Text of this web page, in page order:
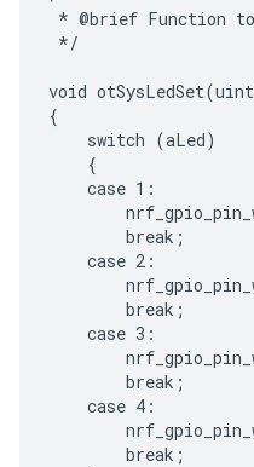
* @brief
void
switch
    case 1:
        break;
    case 2:
        break;
    case 3:
        break;
    case 4:
        break;